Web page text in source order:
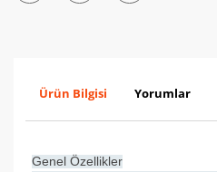
Ürün Bilgisi Yorumlar
Genel Özellikler